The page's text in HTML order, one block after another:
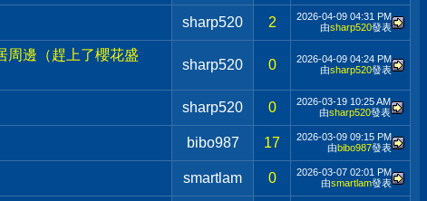
sharp520 2 2026-04-09 04:31 PM
由sharp520發表
周邊（趕上了櫻花盛
sharp520 0 2026-04-09 04:24 PM
由sharp520發表
sharp520 0 2026-03-19 10:25 AM
由sharp520發表
bibo987 17 2026-03-09 09:15 PM
由bibo987發表
smartlam 0 2026-03-07 02:01 PM
由smartlam發表